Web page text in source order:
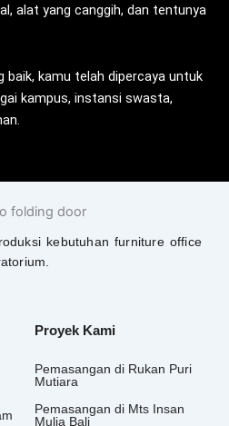
alat yang canggih, dan tentunya
baik, kamu telah dipercaya untuk
kampus, instansi swasta,
kebutuhan furniture office
Proyek Kami
Pemasangan di Rukan Puri
Mutiara
Pemasangan di Mts Insan
Mulia Bali